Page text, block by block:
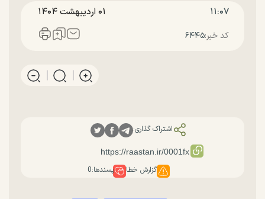
۱۱:۰۷ ۰۱ ارديبهشت ۱۴۰۴
کد خبر:۶۴۴۵
اشتراک گذاری:
گزارش خطا پسندها:0